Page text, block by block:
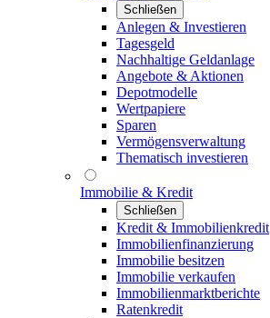
Schließen
Anlegen & Investieren
Tagesgeld
Nachhaltige Geldanlage
Angebote & Aktionen
Depotmodelle
Wertpapiere
Sparen
Vermögensverwaltung
Thematisch investieren
Immobilie & Kredit
Schließen
Kredit & Immobilienkredit
Immobilienfinanzierung
Immobilie besitzen
Immobilie verkaufen
Immobilienmarktberichte
Ratenkredit